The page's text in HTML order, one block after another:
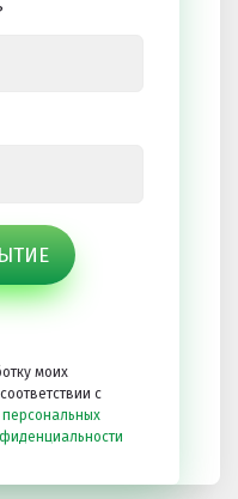
моих
с